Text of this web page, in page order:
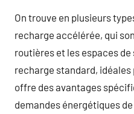
On trouve en plusieurs
recharge accélérée, qui
routières et les espaces
recharge standard,
offre des avantages
demandes énergétiques